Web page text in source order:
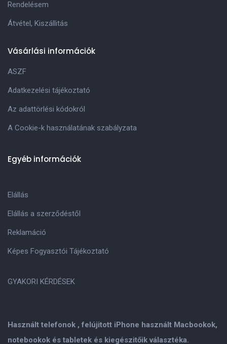
Használt telefonok , felújitott iPhone használt Macbookok,
notebookok és tabletek és kiegészitőik választéka.
Rendelésem
Átvétel, Kiszállitás
Vásárlási információk
ASZF
Adatkezelési tájékoztató
Az adattörlési kódokról
A Cookie-k használatának szabályzata
Egyéb információk
Elállás
Elállás a szerződéstől
Reklamáció
Képes Fogyasztói Tájékoztató
GYAKORI KÉRDÉSEK